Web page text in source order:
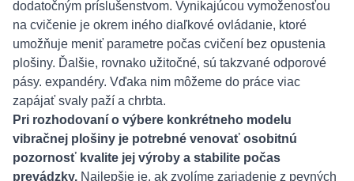
dodatočným príslušenstvom. Vynikajúcou vymoženosťou
na cvičenie je okrem iného diaľkové ovládanie, ktoré
umožňuje meniť parametre počas cvičení bez opustenia
plošiny. Ďalšie, rovnako užitočné, sú takzvané odporové
pásy. expandéry. Vďaka nim môžeme do práce viac
zapájať svaly paží a chrbta.
Pri rozhodovaní o výbere konkrétneho modelu
vibračnej plošiny je potrebné venovať osobitnú
pozornosť kvalite jej výroby a stabilite počas
prevádzky. Najlepšie je, ak zvolíme zariadenie z pevných